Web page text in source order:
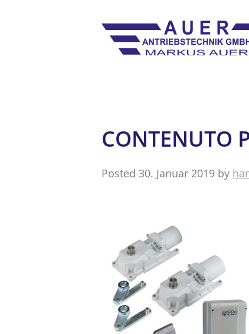
CONTENUTO
Posted 30. Januar 2019 by